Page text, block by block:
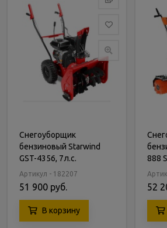
Снегоуборщик
бензиновый Starwind
GST-4356, 7л.с.
Артикул - 182207
51 900 руб.
В корзину
888 S
52